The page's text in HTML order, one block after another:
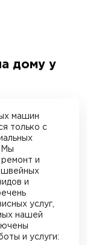
дому у
машин
только с
Мы
и
швейных
и
услуг,
нашей
и услуги: